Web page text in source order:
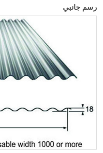
رسم جانبي